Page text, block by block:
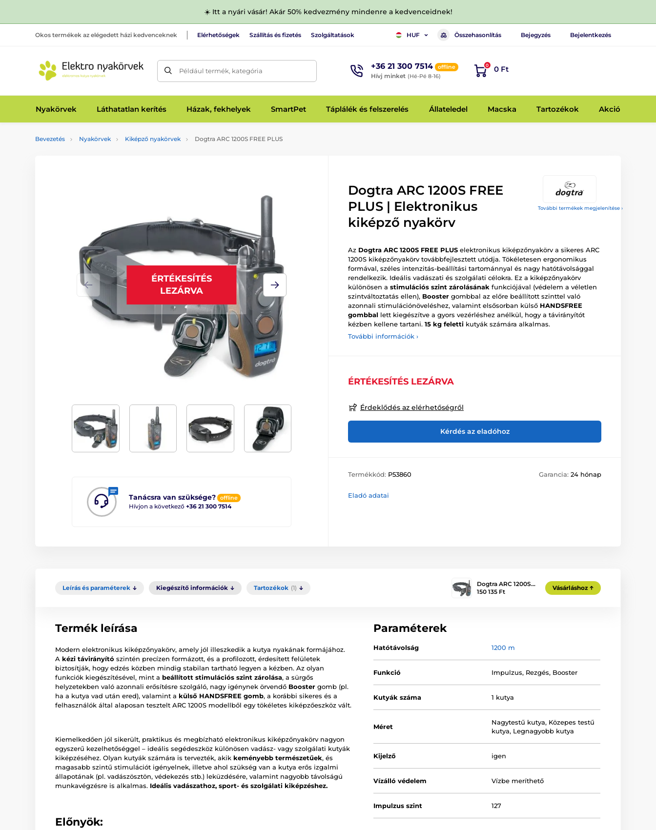
☀️ Itt a nyári vásár! Akár 50% kedvezmény mindenre a kedvenceidnek!
Okos termékek az elégedett házi kedvenceknek Elérhetőségek Szállítás és fizetés Szolgáltatások HUF Összehasonlítás Bejegyzés Bejelentkezés
Például termék, kategória +36 21 300 7514 offline
Hívj minket (Hé-Pé 8-16)
0 0 Ft
Nyakörvek Láthatatlan kerítés Házak, fekhelyek SmartPet Táplálék és felszerelés Állateledel Macska Tartozékok Akció
Bevezetés Nyakörvek Kiképző nyakörvek Dogtra ARC 1200S FREE PLUS
További termékek megjelenítése ›
ÉRTÉKESÍTÉS
LEZÁRVA
Tanácsra van szüksége? offline
Hívjon a következő +36 21 300 7514
Dogtra ARC 1200S FREE
PLUS | Elektronikus
kiképző nyakörv
Az Dogtra ARC 1200S FREE PLUS elektronikus kiképzőnyakörv a sikeres ARC
1200S kiképzőnyakörv továbbfejlesztett utódja. Tökéletesen ergonomikus
formával, széles intenzitás-beállítási tartománnyal és nagy hatótávolsággal
rendelkezik. Ideális vadászati és szolgálati célokra. Ez a kiképzőnyakörv
különösen a stimulációs szint zárolásának funkciójával (védelem a véletlen
szintváltoztatás ellen), Booster gombbal az előre beállított szinttel való
azonnali stimulációnöveléshez, valamint elsősorban külső HANDSFREE
gombbal lett kiegészítve a gyors vezérléshez anélkül, hogy a távirányítót
kézben kellene tartani. 15 kg feletti kutyák számára alkalmas.
További információk ›
ÉRTÉKESÍTÉS LEZÁRVA
Érdeklődés az elérhetőségről
Kérdés az eladóhoz
Termékkód: P53860 Garancia: 24 hónap
Eladó adatai
Leírás és paraméterek Kiegészítő információk Tartozékok (1)
Dogtra ARC 1200S…
150 135 Ft
Vásárláshoz
Termék leírása
Modern elektronikus kiképzőnyakörv, amely jól illeszkedik a kutya nyakának formájához.
A kézi távirányító szintén precízen formázott, és a profilozott, érdesített felületek
biztosítják, hogy edzés közben mindig stabilan tartható legyen a kézben. Az olyan
funkciók kiegészítésével, mint a beállított stimulációs szint zárolása, a sürgős
helyzetekben való azonnali erősítésre szolgáló, nagy igénynek örvendő Booster gomb (pl.
ha a kutya vad után ered), valamint a külső HANDSFREE gomb, a korábbi sikeres és a
felhasználók által alaposan tesztelt ARC 1200S modellből egy tökéletes kiképzőeszköz vált.
Kiemelkedően jól sikerült, praktikus és megbízható elektronikus kiképzőnyakörv nagyon
egyszerű kezelhetőséggel – ideális segédeszköz különösen vadász- vagy szolgálati kutyák
kiképzéséhez. Olyan kutyák számára is tervezték, akik keményebb természetűek, és
magasabb szintű stimulációt igényelnek, illetve ahol szükség van a kutya erős izgalmi
állapotának (pl. vadászösztön, védekezés stb.) leküzdésére, valamint nagyobb távolságú
munkavégzésre is alkalmas. Ideális vadászathoz, sport- és szolgálati kiképzéshez.
Előnyök:
Paraméterek
Hatótávolság 1200 m
Funkció Impulzus, Rezgés, Booster
Kutyák száma 1 kutya
Méret
Nagytestű kutya, Közepes testű
kutya, Legnagyobb kutya
Kijelző igen
Vízálló védelem Vízbe meríthető
Impulzus szint 127